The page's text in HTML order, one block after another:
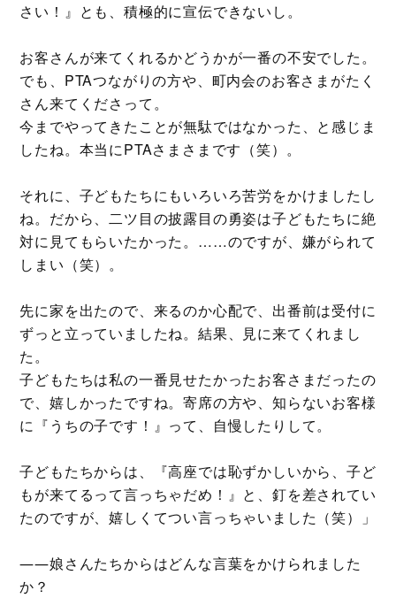
さい！』とも、積極的に宣伝できないし。
お客さんが来てくれるかどうかが一番の不安でした。
でも、PTAつながりの方や、町内会のお客さまがたく
さん来てくださって。
今までやってきたことが無駄ではなかった、と感じま
したね。本当にPTAさまさまです（笑）。
それに、子どもたちにもいろいろ苦労をかけましたし
ね。だから、二ツ目の披露目の勇姿は子どもたちに絶
対に見てもらいたかった。……のですが、嫌がられて
しまい（笑）。
先に家を出たので、来るのか心配で、出番前は受付に
ずっと立っていましたね。結果、見に来てくれまし
た。
子どもたちは私の一番見せたかったお客さまだったの
で、嬉しかったですね。寄席の方や、知らないお客様
に『うちの子です！』って、自慢したりして。
子どもたちからは、『高座では恥ずかしいから、子ど
もが来てるって言っちゃだめ！』と、釘を差されてい
たのですが、嬉しくてつい言っちゃいました（笑）」
――娘さんたちからはどんな言葉をかけられました
か？